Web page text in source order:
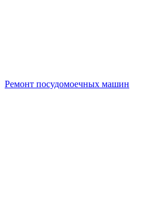
Ремонт посудомоечных машин